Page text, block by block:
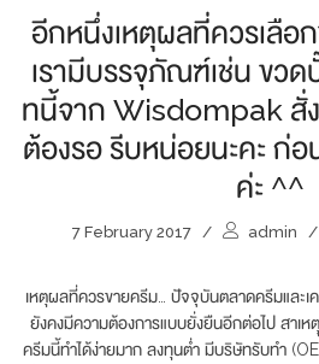
อีกหนึ่งเหตุผลที่ควรเลือ
เรามีบรรจุภัณฑ์เช่น ขวด
ทนี้จาก Wisdompak สั่ง
ต้องรอ รีบหน่อยนะคะ ก่
ค่ะ ^^
7 February 2017 / admin /
เหตุผลที่ควรขายครีม… ปัจจุบันตลาดครีมและเค
ยังคงมีความต้องการแบบยั่งยืนอีกต่อไป สาเห
ครีมนี้ทำได้ง่ายมาก ลงทุนต่ำ มีบริษัทรับทำ